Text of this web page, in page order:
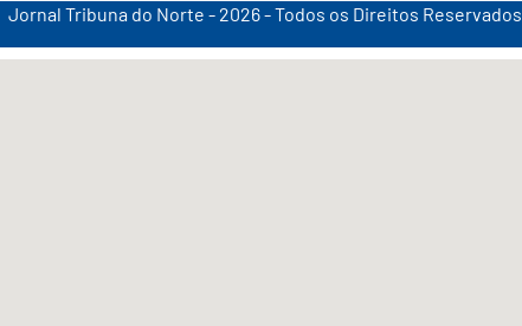
Jornal Tribuna do Norte - 2026 - Todos os Direitos Reservados